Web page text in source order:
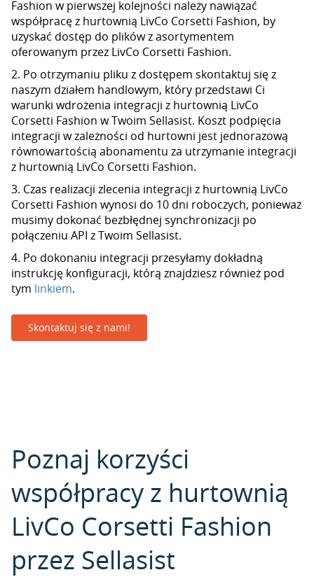
Fashion w pierwszej kolejności należy nawiązać
współpracę z hurtownią LivCo Corsetti Fashion, by
uzyskać dostęp do plików z asortymentem
oferowanym przez LivCo Corsetti Fashion.
2. Po otrzymaniu pliku z dostępem skontaktuj się z
naszym działem handlowym, który przedstawi Ci
warunki wdrożenia integracji z hurtownią LivCo
Corsetti Fashion w Twoim Sellasist. Koszt podpięcia
integracji w zależności od hurtowni jest jednorazową
równowartością abonamentu za utrzymanie integracji
z hurtownią LivCo Corsetti Fashion.
3. Czas realizacji zlecenia integracji z hurtownią LivCo
Corsetti Fashion wynosi do 10 dni roboczych, ponieważ
musimy dokonać bezbłędnej synchronizacji po
połączeniu API z Twoim Sellasist.
4. Po dokonaniu integracji przesyłamy dokładną
instrukcję konfiguracji, którą znajdziesz również pod
tym linkiem.
Skontaktuj się z nami!
Poznaj korzyści
współpracy z hurtownią
LivCo Corsetti Fashion
przez Sellasist